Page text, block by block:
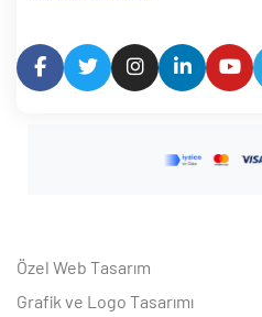
Özel Web Tasarım
Grafik ve Logo Tasarımı